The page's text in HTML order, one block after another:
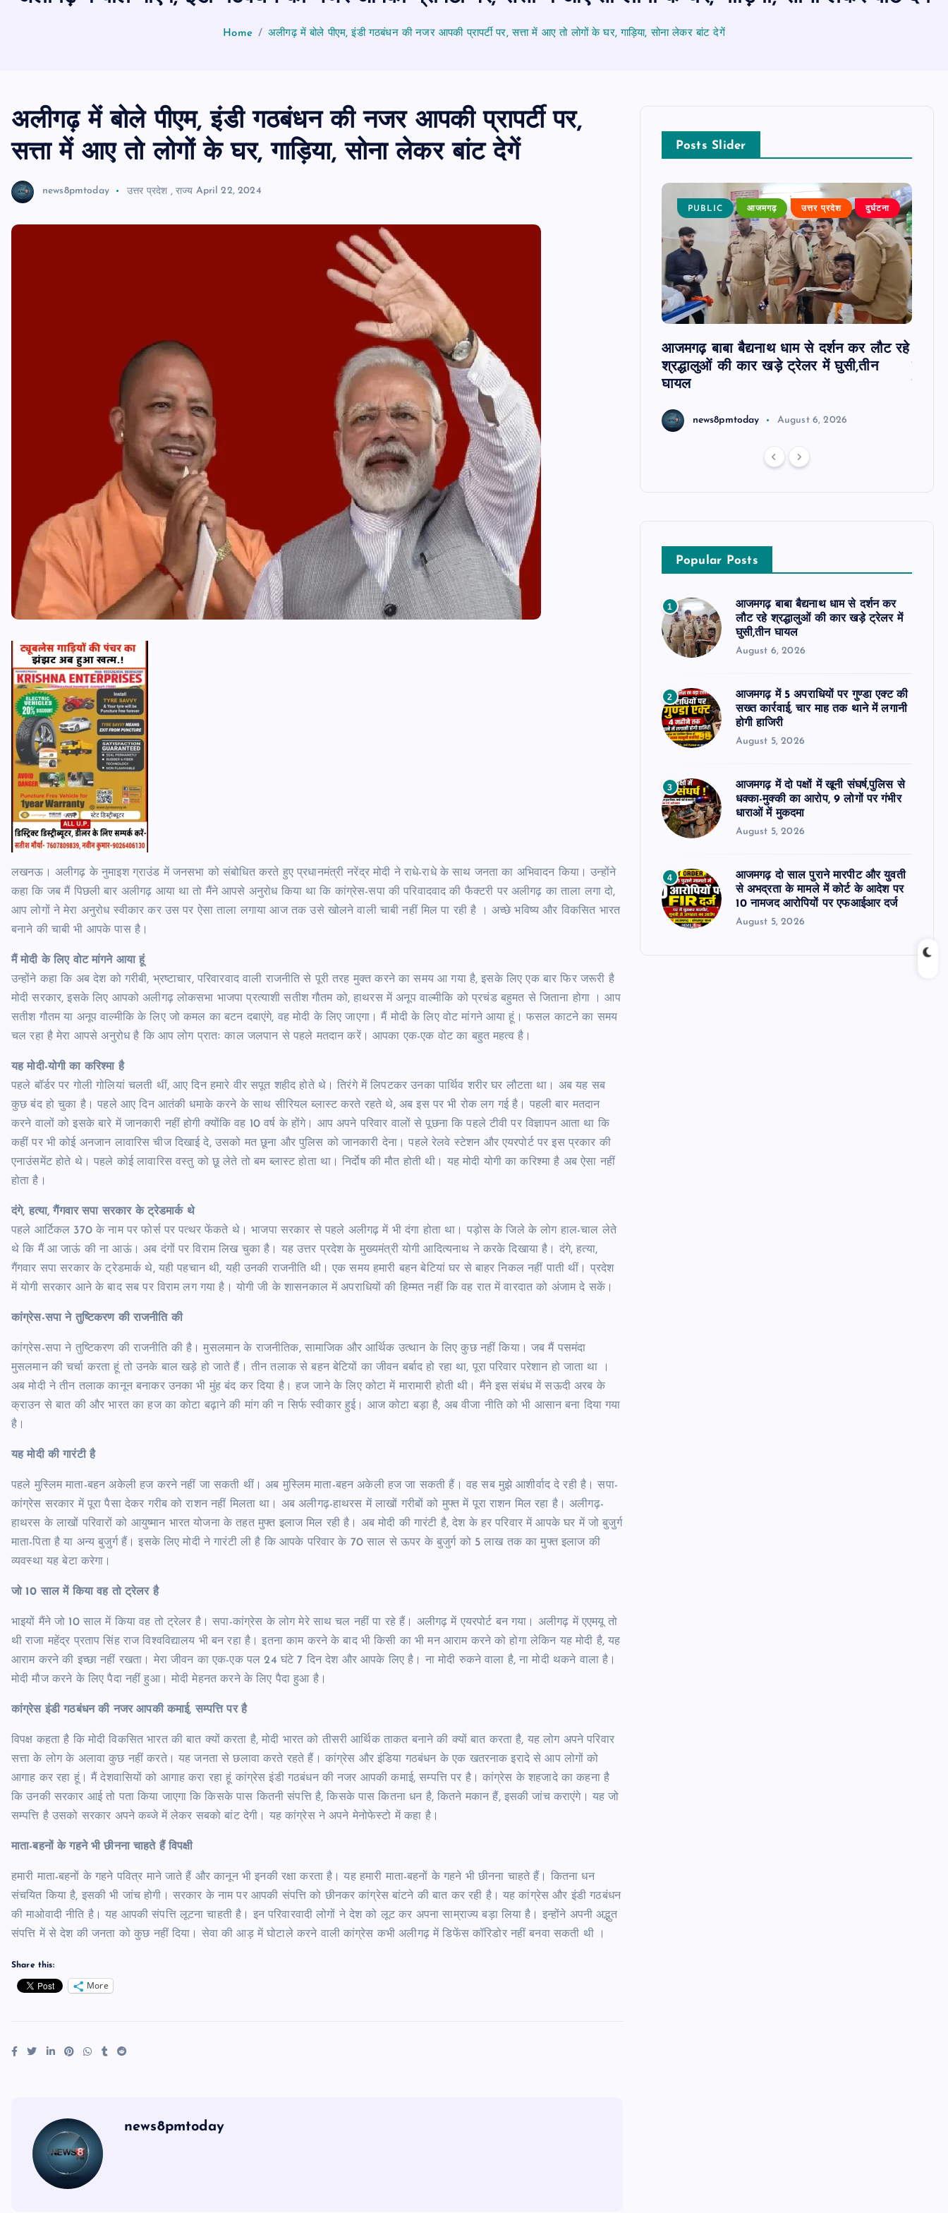
Home अलीगढ़ में बोले पीएम, इंडी गठबंधन की नजर आपकी प्रापर्टी पर, सत्ता में आए तो लोगों के घर, गाड़िया, सोना लेकर बांट देगें
अलीगढ़ में बोले पीएम, इंडी गठबंधन की नजर आपकी प्रापर्टी पर,
सत्ता में आए तो लोगों के घर, गाड़िया, सोना लेकर बांट देगें
news8pmtoday उत्तर प्रदेश , राज्य April 22, 2024
लखनऊ। अलीगढ़ के नुमाइश ग्राउंड में जनसभा को संबोधित करते हुए प्रधानमंत्री नरेंद्र मोदी ने राधे-राधे के साथ जनता का अभिवादन किया। उन्होंने
कहा कि जब मैं पिछली बार अलीगढ़ आया था तो मैंने आपसे अनुरोध किया था कि कांग्रेस-सपा की परिवादवाद की फैक्टरी पर अलीगढ़ का ताला लगा दो,
आप लोगों ने मेरा अनुरोध स्वीकार कर उस पर ऐसा ताला लगाया आज तक उसे खोलने वाली चाबी नहीं मिल पा रही है । अच्छे भविष्य और विकसित भारत
बनाने की चाबी भी आपके पास है।
मैं मोदी के लिए वोट मांगने आया हूं
उन्होंने कहा कि अब देश को गरीबी, भ्रष्टाचार, परिवारवाद वाली राजनीति से पूरी तरह मुक्त करने का समय आ गया है, इसके लिए एक बार फिर जरूरी है
मोदी सरकार, इसके लिए आपको अलीगढ़ लोकसभा भाजपा प्रत्याशी सतीश गौतम को, हाथरस में अनूप वाल्मीकि को प्रचंड बहुमत से जिताना होगा । आप
सतीश गौतम या अनूप वाल्मीकि के लिए जो कमल का बटन दबाएंगे, वह मोदी के लिए जाएगा। मैं मोदी के लिए वोट मांगने आया हूं। फसल काटने का समय
चल रहा है मेरा आपसे अनुरोध है कि आप लोग प्रातः काल जलपान से पहले मतदान करें। आपका एक-एक वोट का बहुत महत्व है।
यह मोदी-योगी का करिश्मा है
पहले बॉर्डर पर गोली गोलियां चलती थीं, आए दिन हमारे वीर सपूत शहीद होते थे। तिरंगे में लिपटकर उनका पार्थिव शरीर घर लौटता था। अब यह सब
कुछ बंद हो चुका है। पहले आए दिन आतंकी धमाके करने के साथ सीरियल ब्लास्ट करते रहते थे, अब इस पर भी रोक लग गई है। पहली बार मतदान
करने वालों को इसके बारे में जानकारी नहीं होगी क्योंकि वह 10 वर्ष के होंगे। आप अपने परिवार वालों से पूछना कि पहले टीवी पर विज्ञापन आता था कि
कहीं पर भी कोई अनजान लावारिस चीज दिखाई दे, उसको मत छूना और पुलिस को जानकारी देना। पहले रेलवे स्टेशन और एयरपोर्ट पर इस प्रकार की
एनाउंसमेंट होते थे। पहले कोई लावारिस वस्तु को छू लेते तो बम ब्लास्ट होता था। निर्दाेष की मौत होती थी। यह मोदी योगी का करिश्मा है अब ऐसा नहीं
होता है।
दंगे, हत्या, गैंगवार सपा सरकार के ट्रेडमार्क थे
पहले आर्टिकल 370 के नाम पर फोर्स पर पत्थर फेंकते थे। भाजपा सरकार से पहले अलीगढ़ में भी दंगा होता था। पड़ोस के जिले के लोग हाल-चाल लेते
थे कि मैं आ जाऊं की ना आऊं। अब दंगों पर विराम लिख चुका है। यह उत्तर प्रदेश के मुख्यमंत्री योगी आदित्यनाथ ने करके दिखाया है। दंगे, हत्या,
गैंगवार सपा सरकार के ट्रेडमार्क थे, यही पहचान थी, यही उनकी राजनीति थी। एक समय हमारी बहन बेटियां घर से बाहर निकल नहीं पाती थीं। प्रदेश
में योगी सरकार आने के बाद सब पर विराम लग गया है। योगी जी के शासनकाल में अपराधियों की हिम्मत नहीं कि वह रात में वारदात को अंजाम दे सकें।
कांग्रेस-सपा ने तुष्टिकरण की राजनीति की
कांग्रेस-सपा ने तुष्टिकरण की राजनीति की है। मुसलमान के राजनीतिक, सामाजिक और आर्थिक उत्थान के लिए कुछ नहीं किया। जब मैं पसमंदा
मुसलमान की चर्चा करता हूं तो उनके बाल खड़े हो जाते हैं। तीन तलाक से बहन बेटियों का जीवन बर्बाद हो रहा था, पूरा परिवार परेशान हो जाता था ।
अब मोदी ने तीन तलाक कानून बनाकर उनका भी मुंह बंद कर दिया है। हज जाने के लिए कोटा में मारामारी होती थी। मैंने इस संबंध में सऊदी अरब के
क्राउन से बात की और भारत का हज का कोटा बढ़ाने की मांग की न सिर्फ स्वीकार हुई। आज कोटा बड़ा है, अब वीजा नीति को भी आसान बना दिया गया
है।
यह मोदी की गारंटी है
पहले मुस्लिम माता-बहन अकेली हज करने नहीं जा सकती थीं। अब मुस्लिम माता-बहन अकेली हज जा सकती हैं। वह सब मुझे आशीर्वाद दे रही है। सपा-
कांग्रेस सरकार में पूरा पैसा देकर गरीब को राशन नहीं मिलता था। अब अलीगढ़-हाथरस में लाखों गरीबों को मुफ्त में पूरा राशन मिल रहा है। अलीगढ़-
हाथरस के लाखों परिवारों को आयुष्मान भारत योजना के तहत मुफ्त इलाज मिल रही है। अब मोदी की गारंटी है, देश के हर परिवार में आपके घर में जो बुजुर्ग
माता-पिता है या अन्य बुजुर्ग हैं। इसके लिए मोदी ने गारंटी ली है कि आपके परिवार के 70 साल से ऊपर के बुजुर्ग को 5 लाख तक का मुफ्त इलाज की
व्यवस्था यह बेटा करेगा।
जो 10 साल में किया वह तो ट्रेलर है
भाइयों मैंने जो 10 साल में किया वह तो ट्रेलर है। सपा-कांग्रेस के लोग मेरे साथ चल नहीं पा रहे हैं। अलीगढ़ में एयरपोर्ट बन गया। अलीगढ़ में एएमयू तो
थी राजा महेंद्र प्रताप सिंह राज विश्वविद्यालय भी बन रहा है। इतना काम करने के बाद भी किसी का भी मन आराम करने को होगा लेकिन यह मोदी है, यह
आराम करने की इच्छा नहीं रखता। मेरा जीवन का एक-एक पल 24 घंटे 7 दिन देश और आपके लिए है। ना मोदी रुकने वाला है, ना मोदी थकने वाला है।
मोदी मौज करने के लिए पैदा नहीं हुआ। मोदी मेहनत करने के लिए पैदा हुआ है।
कांग्रेस इंडी गठबंधन की नजर आपकी कमाई, सम्पत्ति पर है
विपक्ष कहता है कि मोदी विकसित भारत की बात क्यों करता है, मोदी भारत को तीसरी आर्थिक ताकत बनाने की क्यों बात करता है, यह लोग अपने परिवार
सत्ता के लोग के अलावा कुछ नहीं करते। यह जनता से छलावा करते रहते हैं। कांग्रेस और इंडिया गठबंधन के एक खतरनाक इरादे से आप लोगों को
आगाह कर रहा हूं। मैं देशवासियों को आगाह करा रहा हूं कांग्रेस इंडी गठबंधन की नजर आपकी कमाई, सम्पत्ति पर है। कांग्रेस के शहजादे का कहना है
कि उनकी सरकार आई तो पता किया जाएगा कि किसके पास कितनी संपत्ति है, किसके पास कितना धन है, कितने मकान हैं, इसकी जांच कराएंगे। यह जो
सम्पत्ति है उसको सरकार अपने कब्जे में लेकर सबको बांट देगी। यह कांग्रेस ने अपने मेनोफेस्टो में कहा है।
माता-बहनों के गहने भी छीनना चाहते हैं विपक्षी
हमारी माता-बहनों के गहने पवित्र माने जाते हैं और कानून भी इनकी रक्षा करता है। यह हमारी माता-बहनों के गहने भी छीनना चाहते हैं। कितना धन
संचयित किया है, इसकी भी जांच होगी। सरकार के नाम पर आपकी संपत्ति को छीनकर कांग्रेस बांटने की बात कर रही है। यह कांग्रेस और इंडी गठबंधन
की माओवादी नीति है। यह आपकी संपत्ति लूटना चाहती है। इन परिवारवादी लोगों ने देश को लूट कर अपना साम्राज्य बड़ा लिया है। इन्होंने अपनी अद्भुत
संपत्ति में से देश की जनता को कुछ नहीं दिया। सेवा की आड़ में घोटाले करने वाली कांग्रेस कभी अलीगढ़ में डिफेंस कॉरिडोर नहीं बनवा सकती थी ।
Share this:
More
news8pmtoday
Posts Slider
आजमगढ़ इजराइल में नौकरी दिलाने के नाम पर
भर्ती का झांसा,निजी रिक्रूटमेंट एजेंसी पर
मुकदमा दर्ज
news8pmtoday August 5, 2026
PUBLIC आजमगढ़ उत्तर प्रदेश दुर्घटना
आजमगढ़ बाबा बैद्यनाथ धाम से दर्शन कर लौट रहे
श्रद्धालुओं की कार खड़े ट्रेलर में घुसी,तीन
घायल
news8pmtoday August 6, 2026
हाजिरी
Popular Posts
1
आजमगढ़ बाबा बैद्यनाथ धाम से दर्शन कर
लौट रहे श्रद्धालुओं की कार खड़े ट्रेलर में
घुसी,तीन घायल
August 6, 2026
2
आजमगढ़ में 5 अपराधियों पर गुण्डा एक्ट की
सख्त कार्रवाई, चार माह तक थाने में लगानी
होगी हाजिरी
August 5, 2026
3
आजमगढ़ में दो पक्षों में खूनी संघर्ष,पुलिस से
धक्का-मुक्की का आरोप, 9 लोगों पर गंभीर
धाराओं में मुकदमा
August 5, 2026
4
आजमगढ़ दो साल पुराने मारपीट और युवती
से अभद्रता के मामले में कोर्ट के आदेश पर
10 नामजद आरोपियों पर एफआईआर दर्ज
August 5, 2026